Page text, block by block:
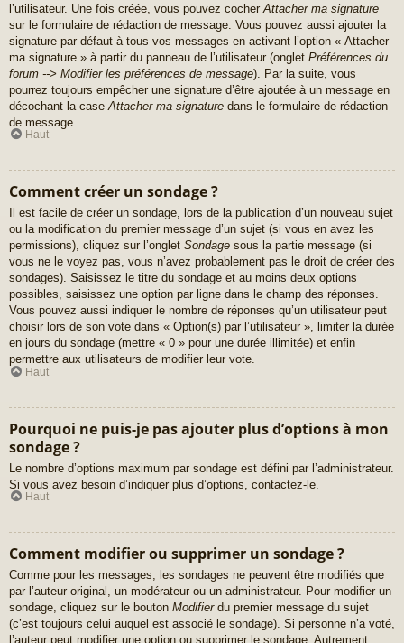
l’utilisateur. Une fois créée, vous pouvez cocher Attacher ma signature
sur le formulaire de rédaction de message. Vous pouvez aussi ajouter la
signature par défaut à tous vos messages en activant l’option « Attacher
ma signature » à partir du panneau de l’utilisateur (onglet Préférences du
forum --> Modifier les préférences de message). Par la suite, vous
pourrez toujours empêcher une signature d’être ajoutée à un message en
décochant la case Attacher ma signature dans le formulaire de rédaction
de message.
Haut
Comment créer un sondage ?
Il est facile de créer un sondage, lors de la publication d’un nouveau sujet
ou la modification du premier message d’un sujet (si vous en avez les
permissions), cliquez sur l’onglet Sondage sous la partie message (si
vous ne le voyez pas, vous n’avez probablement pas le droit de créer des
sondages). Saisissez le titre du sondage et au moins deux options
possibles, saisissez une option par ligne dans le champ des réponses.
Vous pouvez aussi indiquer le nombre de réponses qu’un utilisateur peut
choisir lors de son vote dans « Option(s) par l’utilisateur », limiter la durée
en jours du sondage (mettre « 0 » pour une durée illimitée) et enfin
permettre aux utilisateurs de modifier leur vote.
Haut
Pourquoi ne puis-je pas ajouter plus d’options à mon
sondage ?
Le nombre d’options maximum par sondage est défini par l’administrateur.
Si vous avez besoin d’indiquer plus d’options, contactez-le.
Haut
Comment modifier ou supprimer un sondage ?
Comme pour les messages, les sondages ne peuvent être modifiés que
par l’auteur original, un modérateur ou un administrateur. Pour modifier un
sondage, cliquez sur le bouton Modifierdu premier message du sujet
(c’est toujours celui auquel est associé le sondage). Si personne n’a voté,
l’auteur peut modifier une option ou supprimer le sondage. Autrement,